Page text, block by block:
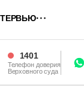
1401
Телефон доверия
Верховного суда